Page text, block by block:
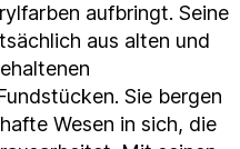
aufbringt. Seine
aus alten und
Sie bergen
Wesen in sich, die